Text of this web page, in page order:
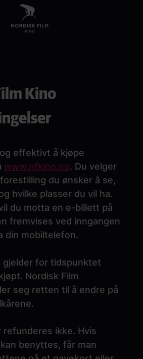
Kino
effektivt å kjøpe
www.nfkino.no. Du velger
du ønsker å se,
hvilke plasser du vil ha.
du motta en e-billett på
fremvises ved inngangen
din mobiltelefon.
gjelder for tidspunktet
Nordisk Film
seg retten til å endre på
ikke. Hvis
benyttes, får man